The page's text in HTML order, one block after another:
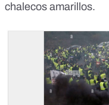
chalecos amarillos.